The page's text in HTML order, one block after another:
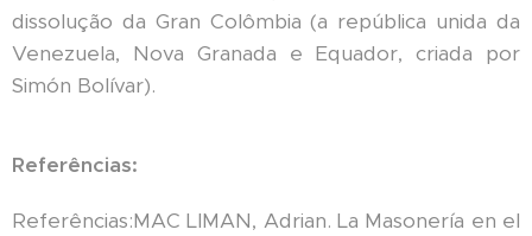
dissolução da Gran Colômbia (a república unida da
Venezuela, Nova Granada e Equador, criada por
Simón Bolívar).
Referências:
Referências:MAC LIMAN, Adrian. La Masonería en el